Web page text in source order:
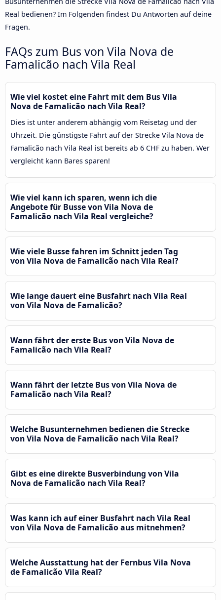
Real bedienen? Im Folgenden findest Du Antworten auf deine
Fragen.
FAQs zum Bus von Vila Nova de
Famalicão nach Vila Real
Wie viel kostet eine Fahrt mit dem Bus Vila
Nova de Famalicão nach Vila Real?
Dies ist unter anderem abhängig vom Reisetag und der
Uhrzeit. Die günstigste Fahrt auf der Strecke Vila Nova de
Famalicão nach Vila Real ist bereits ab 6 CHF zu haben. Wer
vergleicht kann Bares sparen!
Wie viel kann ich sparen, wenn ich die
Angebote für Busse von Vila Nova de
Famalicão nach Vila Real vergleiche?
Wie viele Busse fahren im Schnitt jeden Tag
von Vila Nova de Famalicão nach Vila Real?
Wie lange dauert eine Busfahrt nach Vila Real
von Vila Nova de Famalicão?
Wann fährt der erste Bus von Vila Nova de
Famalicão nach Vila Real?
Wann fährt der letzte Bus von Vila Nova de
Famalicão nach Vila Real?
Welche Busunternehmen bedienen die Strecke
von Vila Nova de Famalicão nach Vila Real?
Gibt es eine direkte Busverbindung von Vila
Nova de Famalicão nach Vila Real?
Was kann ich auf einer Busfahrt nach Vila Real
von Vila Nova de Famalicão aus mitnehmen?
Welche Ausstattung hat der Fernbus Vila Nova
de Famalicão Vila Real?